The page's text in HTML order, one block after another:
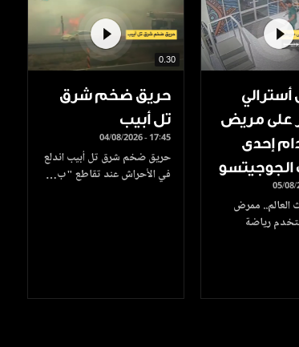
على مريض
إحدى
05/08/
ممرض
رياضة
0.30
حريق ضخم شرق
تل أبيب
04/08/2026 - 17:45
حريق ضخم شرق تل أبيب اندلع
في الأحراش عند تقاطع "ب…